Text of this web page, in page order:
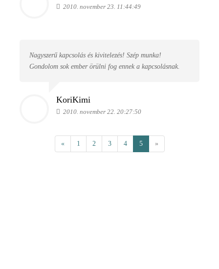
2010. november 23. 11:44:49
Nagyszerű kapcsolás és kivitelezés! Szép munka!
Gondolom sok ember örülni fog ennek a kapcsolásnak.
KoriKimi
2010. november 22. 20:27:50
« 1 2 3 4 5 »